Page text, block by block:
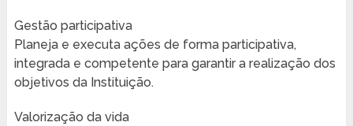
Gestão participativa
Planeja e executa ações de forma participativa,
integrada e competente para garantir a realização dos
objetivos da Instituição.
Valorização da vida